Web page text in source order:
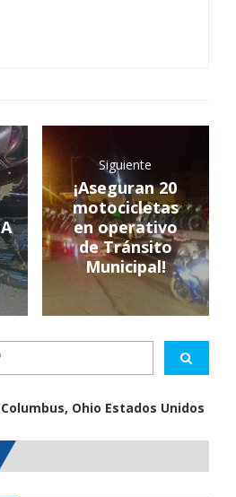
Siguiente
¡Aseguran 20
motocicletas
en operativo
de Tránsito
Municipal!
Ohio Estados Unidos